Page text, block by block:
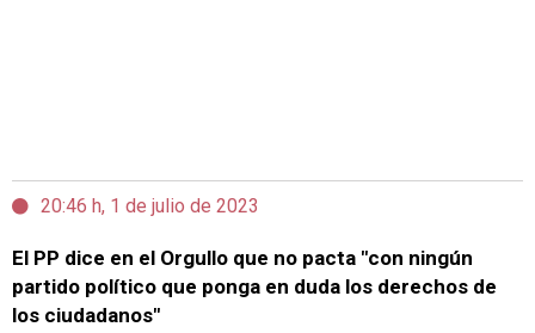
20:46 h, 1 de julio de 2023
El PP dice en el Orgullo que no pacta "con ningún
partido político que ponga en duda los derechos de
los ciudadanos"